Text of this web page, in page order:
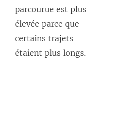
parcourue est plus
élevée parce que
certains trajets
étaient plus longs.